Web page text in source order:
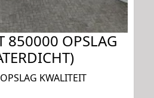
850000 OPSLAG
KWALITEIT